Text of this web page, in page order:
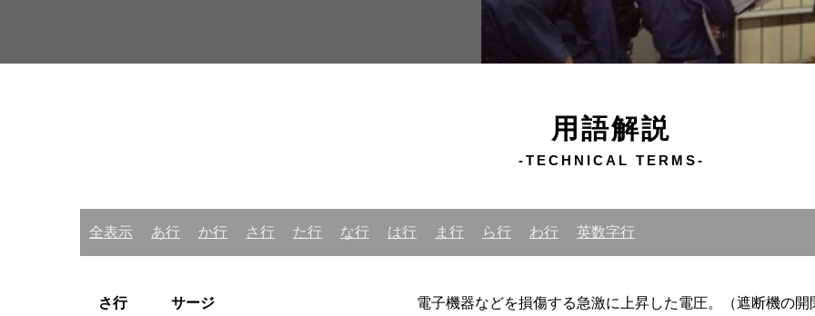
用語解説
-TECHNICAL TERMS-
全表示 あ行 か行 さ行 た行 な行 は行 ま行 ら行 わ行 英数字行
さ行 サージ
電子機器などを損傷する急激に上昇した電圧。（遮断機の開